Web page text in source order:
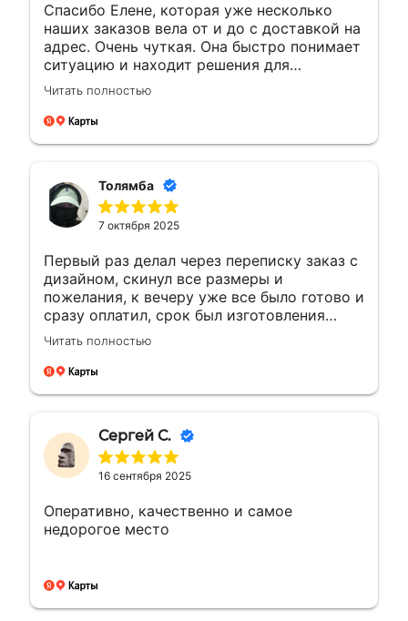
Спасибо Елене, которая уже несколько
наших заказов вела от и до с доставкой на
адрес. Очень чуткая. Она быстро понимает
ситуацию и находит решения для
возникающих вопросов.Это заслуживает
уважения. Будущие компании с такими
сотрудниками всегда на высоте будут
Читать полностью
Толямба
7 октября 2025
Первый раз делал через переписку заказ с
дизайном, скинул все размеры и
пожелания, к вечеру уже все было готово и
сразу оплатил, срок был изготовления
большею...а сделали раньше на день, сразу
доехал и забрал, и отказалось что
самовывоз очень рядом с домом, был
обращаться ещё ! 🤝👍🏼🙌🏼
Читать полностью
Сергей С.
16 сентября 2025
Оперативно, качественно и самое
недорогое место